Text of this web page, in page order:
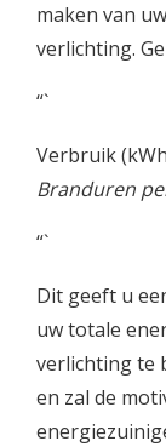
maken van
verlichting.
“`
Verbruik
Branduren
“`
Dit geeft u
uw totale
verlichting te
en zal de